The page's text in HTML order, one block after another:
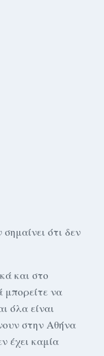
ότι δεν
και στο
μπορείτε να
όλα είναι
στην Αθήνα
έχει καμία